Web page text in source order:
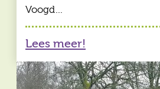
Voogd…
Lees meer!